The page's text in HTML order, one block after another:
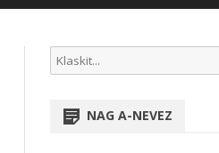
ANNUAIRES DES MUSICIENS
Search
for:
NAG A-NEVEZ